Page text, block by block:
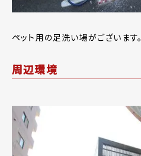
ペット用の足洗い場がございます。
周辺環境